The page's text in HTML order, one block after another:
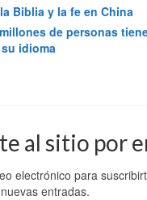
Biblia y la fe en China
de personas
idioma
al sitio por
electrónico para
entradas.